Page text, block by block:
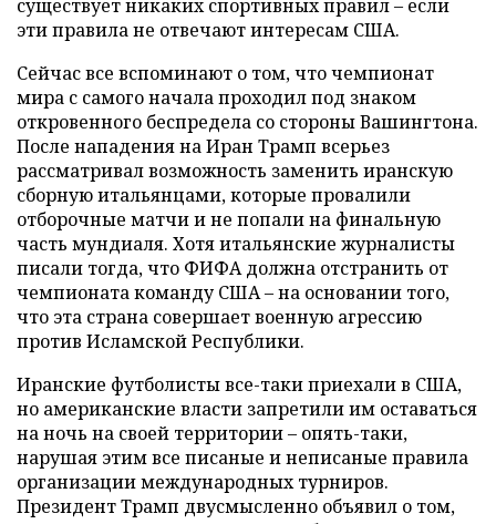
существует никаких спортивных правил – если
эти правила не отвечают интересам США.
Сейчас все вспоминают о том, что чемпионат
мира с самого начала проходил под знаком
откровенного беспредела со стороны Вашингтона.
После нападения на Иран Трамп всерьез
рассматривал возможность заменить иранскую
сборную итальянцами, которые провалили
отборочные матчи и не попали на финальную
часть мундиаля. Хотя итальянские журналисты
писали тогда, что ФИФА должна отстранить от
чемпионата команду США – на основании того,
что эта страна совершает военную агрессию
против Исламской Республики.
Иранские футболисты все-таки приехали в США,
но американские власти запретили им оставаться
на ночь на своей территории – опять-таки,
нарушая этим все писаные и неписаные правила
организации международных турниров.
Президент Трамп двусмысленно объявил о том,